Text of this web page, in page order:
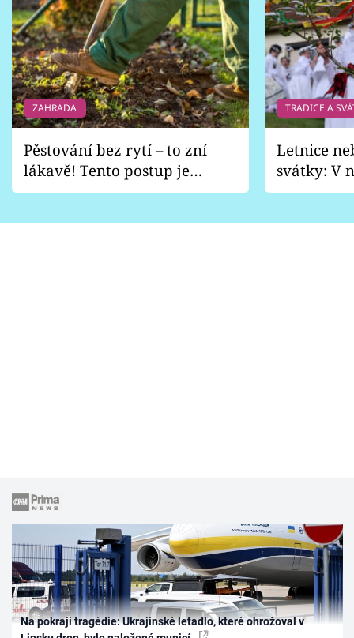
ZAHRADA
Pěstování bez rytí – to zní
lákavě! Tento postup je
vhodný jen pro některé
TRADICE A
Letnice
svátky: V
pondělí
Na pokraji tragédie: Ukrajinské letadlo, které ohrožoval v